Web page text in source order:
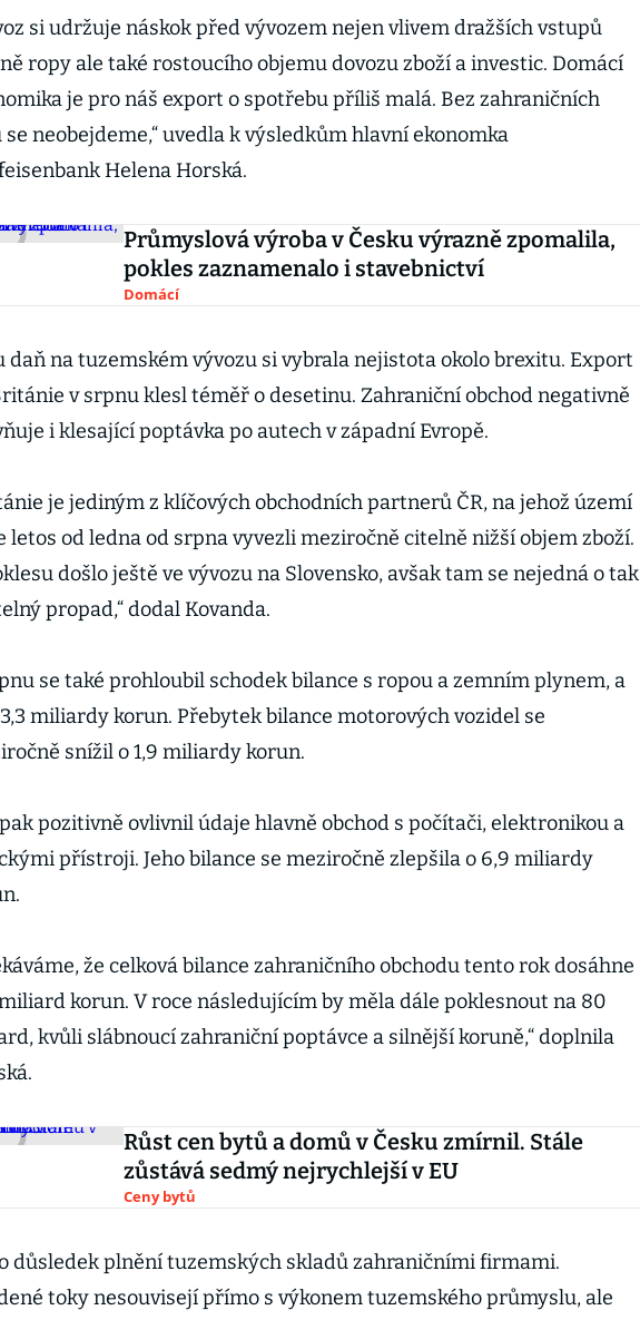
si udržuje náskok před vývozem nejen vlivem dražších vstupů
ropy ale také rostoucího objemu dovozu zboží a investic. Domácí
je pro náš export o spotřebu příliš malá. Bez zahraničních
neobejdeme,“ uvedla k výsledkům hlavní ekonomka
Helena Horská.
Průmyslová výroba v Česku výrazně zpomalila,
pokles zaznamenalo i stavebnictví
Domácí
daň na tuzemském vývozu si vybrala nejistota okolo brexitu. Export
v srpnu klesl téměř o desetinu. Zahraniční obchod negativně
i klesající poptávka po autech v západní Evropě.
je jediným z klíčových obchodních partnerů ČR, na jehož území
letos od ledna od srpna vyvezli meziročně citelně nižší objem zboží.
došlo ještě ve vývozu na Slovensko, avšak tam se nejedná o tak
propad,“ dodal Kovanda.
se také prohloubil schodek bilance s ropou a zemním plynem, a
miliardy korun. Přebytek bilance motorových vozidel se
snížil o 1,9 miliardy korun.
pozitivně ovlivnil údaje hlavně obchod s počítači, elektronikou a
přístroji. Jeho bilance se meziročně zlepšila o 6,9 miliardy
že celková bilance zahraničního obchodu tento rok dosáhne
korun. V roce následujícím by měla dále poklesnout na 80
kvůli slábnoucí zahraniční poptávce a silnější koruně,“ doplnila
Růst cen bytů a domů v Česku zmírnil. Stále
zůstává sedmý nejrychlejší v EU
Ceny bytů
důsledek plnění tuzemských skladů zahraničními firmami.
toky nesouvisejí přímo s výkonem tuzemského průmyslu, ale